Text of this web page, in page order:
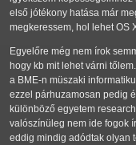
első jótékony hatása már
megkeressem, hol lehet OS
Egyelőre még nem írok
hogy kb mit lehet várni
a BME-n müszaki
ezzel párhuzamosan pedig
különböző egyetem
valószínüleg nem ide fogok
eddig mindig adódtak olyan